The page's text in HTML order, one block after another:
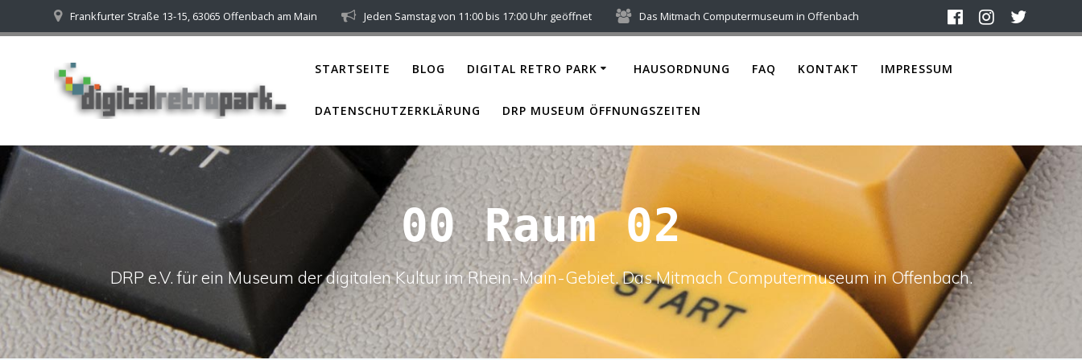
to
Frankfurter Straße 13-15, 63065 Offenbach am Main Jeden Samstag von 11:00 bis 17:00 Uhr geöffnet Das Mitmach Computermuseum in Offenbach
STARTSEITE BLOG DIGITAL RETRO PARK HAUSORDNUNG FAQ KONTAKT IMPRESSUM
DATENSCHUTZERKLÄRUNG DRP MUSEUM ÖFFNUNGSZEITEN
00 Raum 02
DRP e.V. für ein Museum der digitalen Kultur im Rhein-Main-Gebiet. Das Mitmach Computermuseum in Offenbach.